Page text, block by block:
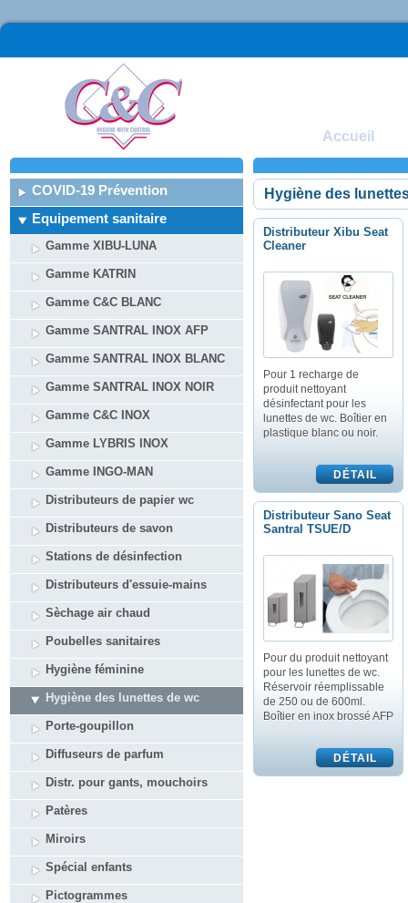
Accueil
COVID-19 Prévention
Equipement sanitaire
Gamme XIBU-LUNA
Gamme KATRIN
Gamme C&C BLANC
Gamme SANTRAL INOX AFP
Gamme SANTRAL INOX BLANC
Gamme SANTRAL INOX NOIR
Gamme C&C INOX
Gamme LYBRIS INOX
Gamme INGO-MAN
Distributeurs de papier wc
Distributeurs de savon
Stations de désinfection
Distributeurs d'essuie-mains
Sèchage air chaud
Poubelles sanitaires
Hygiène féminine
Hygiène des lunettes de wc
Porte-goupillon
Diffuseurs de parfum
Distr. pour gants, mouchoirs
Patères
Miroirs
Spécial enfants
Pictogrammes
Hygiène des
Distributeur Xibu Seat
Cleaner
Pour 1 recharge de
produit nettoyant
désinfectant pour les
lunettes de wc. Boîtier en
plastique blanc ou noir.
Distributeur Sano Seat
Santral TSUE/D
Pour du produit nettoyant
pour les lunettes de wc.
Réservoir réemplissable
de 250 ou de 600ml.
Boîtier en inox brossé AFP